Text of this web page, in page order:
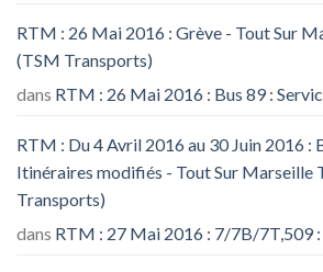
RTM : 26 Mai 2016 : Grève - Tout Sur
(TSM Transports)
dans RTM : 26 Mai 2016 : Bus 89 :
RTM : Du 4 Avril 2016 au 30 Juin 2016 :
Itinéraires modifiés - Tout Sur Marseille
Transports)
dans RTM : 27 Mai 2016 : 7/7B/7T,509